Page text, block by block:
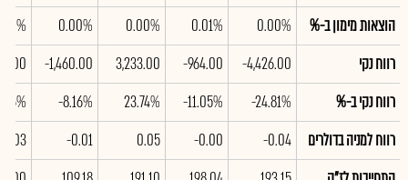
הוצאות מימון ב-%
0.00%
0.01%
0.00%
0.00%
רווח נקי
-4,426.00
-964.00
3,233.00
-1,460.00
רווח נקי ב-%
-24.81%
-11.05%
23.74%
-8.16%
רווח למניה בדולרים
-0.04
-0.00
0.05
-0.01